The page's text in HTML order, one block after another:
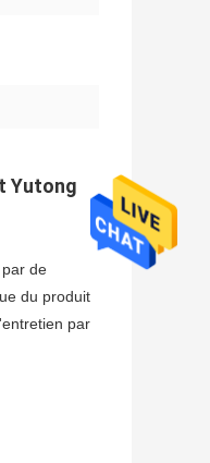
Yutong
de
du produit
par